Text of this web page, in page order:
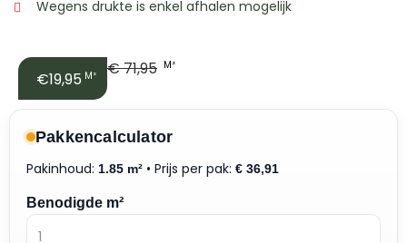
Wegens drukte is enkel afhalen mogelijk
€19,95 M² €71,95 M²
Pakkencalculator
Pakinhoud: 1.85 m² • Prijs per pak: € 36,91
Benodigde m²